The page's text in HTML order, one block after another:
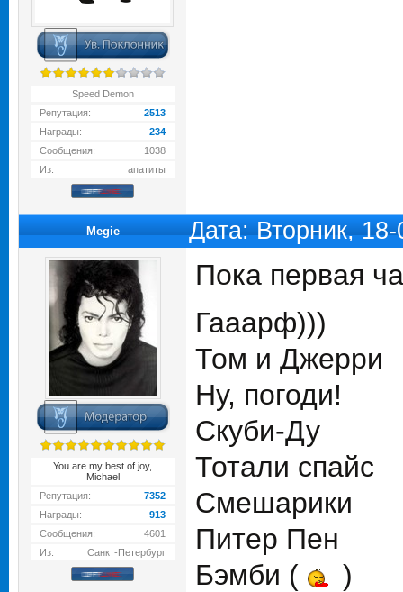
Speed Demon
Репутация:
2513
Награды:
234
Сообщения:
1038
Из:
апатиты
Megie Дата: Вторник,
You are my best of joy,
Michael
Репутация:
7352
Награды:
913
Сообщения:
4601
Из:
Санкт-Петербург
Пока первая
Гааарф)))
Том и Джерри
Ну, погоди!
Скуби-Ду
Тотали спайс
Смешарики
Питер Пен
Бэмби (
)